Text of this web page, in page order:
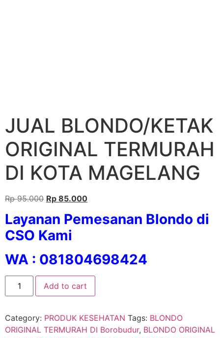
JUAL BLONDO/KETAK
ORIGINAL TERMURAH
DI KOTA MAGELANG
Rp95.000 Rp 85.000
Layanan Pemesanan Blondo di
CSO Kami
WA : 081804698424
Add to cart
Category: PRODUK KESEHATAN Tags: BLONDO
ORIGINAL TERMURAH DI Borobudur, BLONDO ORIGINAL